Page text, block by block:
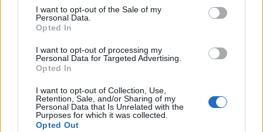
consent section.
I want to opt-out of the Sale of my
Personal Data.
Opted In
I want to opt-out of processing my
Personal Data for Targeted Advertising.
Opted In
I want to opt-out of Collection, Use,
Retention, Sale, and/or Sharing of my
Personal Data that Is Unrelated with the
Purposes for which it was collected.
Opted Out
ΤΙ ΔΙΑΒΑΖΕΤΑΙ
Διάσημος Τούρκος σεφ προσπάθησε να πείσει